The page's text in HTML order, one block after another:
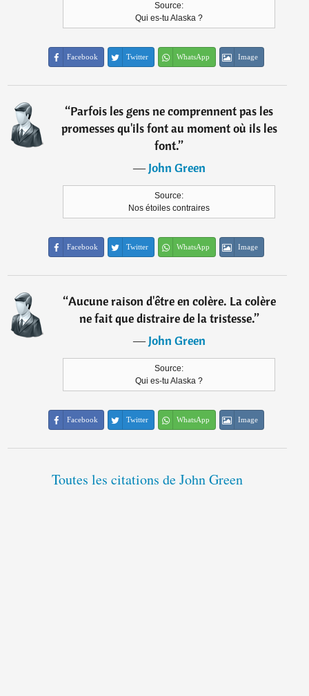
Source:
Qui es-tu Alaska ?
Facebook Twitter WhatsApp Image
“Parfois les gens ne comprennent pas les
promesses qu'ils font au moment où ils les
font.”
―John Green
Source:
Nos étoiles contraires
Facebook Twitter WhatsApp Image
“Aucune raison d'être en colère. La colère
ne fait que distraire de la tristesse.”
―John Green
Source:
Qui es-tu Alaska ?
Facebook Twitter WhatsApp Image
Toutes les citations de John Green